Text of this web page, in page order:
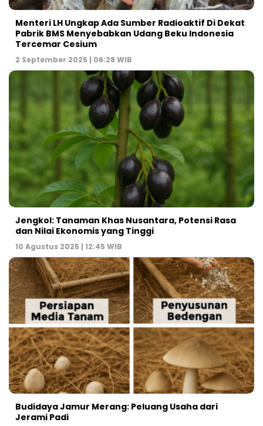
Menteri LH Ungkap Ada Sumber Radioaktif Di Dekat
Pabrik BMS Menyebabkan Udang Beku Indonesia
Tercemar Cesium
2 September 2025 | 06:28 WIB
Jengkol: Tanaman Khas Nusantara, Potensi Rasa
dan Nilai Ekonomis yang Tinggi
10 Agustus 2025 | 12:45 WIB
Budidaya Jamur Merang: Peluang Usaha dari
Jerami Padi